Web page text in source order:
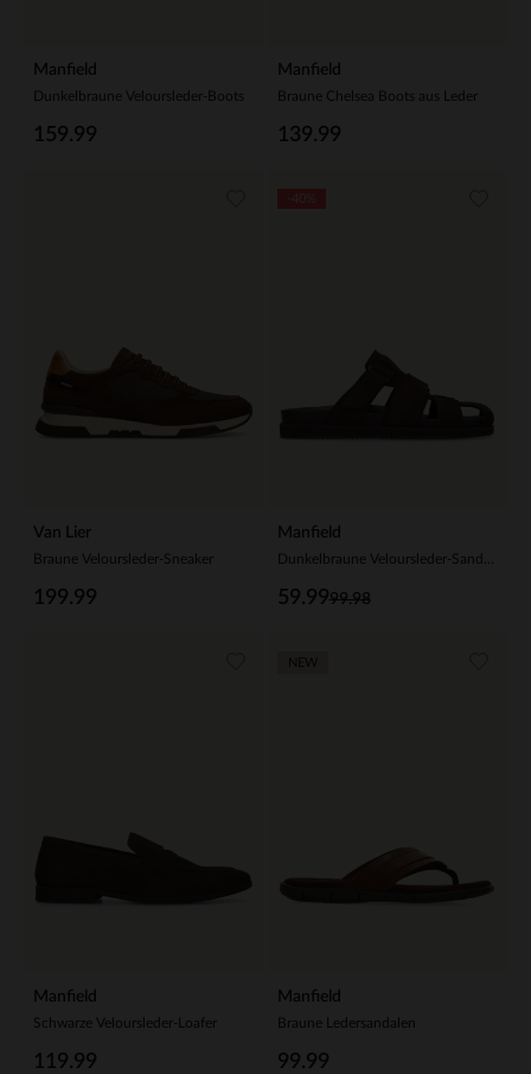
Manfield
Dunkelbraune Veloursleder-Boots
159.99
Manfield
Braune Chelsea Boots aus Leder
139.99
Van Lier
Braune Veloursleder-Sneaker
199.99
Manfield
99.98
59.99
Manfield
Schwarze Veloursleder-Loafer
119.99
Manfield
Braune Ledersandalen
99.99